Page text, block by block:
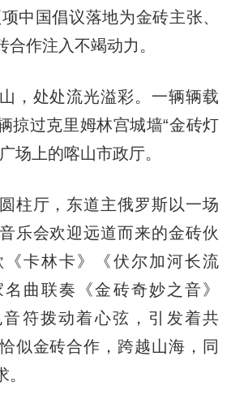
中国倡议落地为金砖主张、
作注入不竭动力。
处处流光溢彩。一辆辆载
掠过克里姆林宫城墙“金砖灯
场上的喀山市政厅。
厅，东道主俄罗斯以一场
乐会欢迎远道而来的金砖伙
卡林卡》《伏尔加河长流
曲联奏《金砖奇妙之音》
符拨动着心弦，引发着共
似金砖合作，跨越山海，同